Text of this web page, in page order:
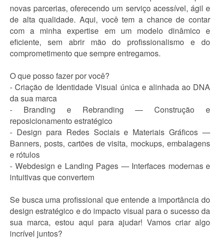
novas parcerias, oferecendo um serviço acessível, ágil e
de alta qualidade. Aqui, você tem a chance de contar
com a minha expertise em um modelo dinâmico e
eficiente, sem abrir mão do profissionalismo e do
comprometimento que sempre entregamos.
O que posso fazer por você?
- Criação de Identidade Visual única e alinhada ao DNA
da sua marca
- Branding e Rebranding — Construção e
reposicionamento estratégico
- Design para Redes Sociais e Materiais Gráficos —
Banners, posts, cartões de visita, mockups, embalagens
e rótulos
- Webdesign e Landing Pages — Interfaces modernas e
intuitivas que convertem
Se busca uma profissional que entende a importância do
design estratégico e do impacto visual para o sucesso da
sua marca, estou aqui para ajudar! Vamos criar algo
incrível juntos?